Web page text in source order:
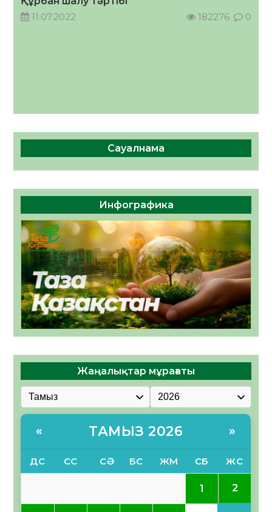
11.07.2022
182276 0
Сауалнама
Инфографика
Жаңалықтар мұрағаты
« ТАМЫЗ 2026 »
ДС СС СӘ БС ЖМ СБ ЖС
1 2